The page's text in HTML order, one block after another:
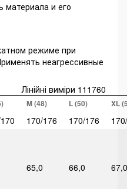
материала и его
режиме при
неагрессивные
Лінійні виміри 111760
M (48) L (50) XL
170/176 170/176
65,0 66,0 67,0